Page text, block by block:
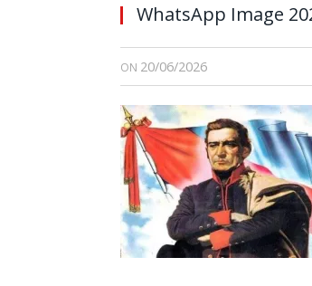
WhatsApp Image
ON 20/06/2026